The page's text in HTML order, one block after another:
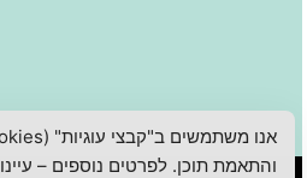
והתאמת תוכן. לפרטים נוספים – עיינו